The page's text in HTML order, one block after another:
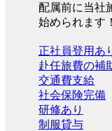
配属前に当社
始められます！
正社員登用あ
赴任旅費の補
交通費支給
社会保険完備
研修あり
制服貸与